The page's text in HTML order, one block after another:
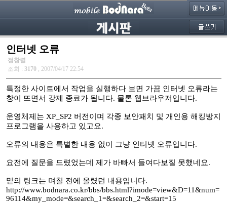
인터넷 오류
정창렬
조회 : 3170 , 2007/04/17 22:54
특정한 사이트에서 작업을 실행하다 보면 가끔 인터넷 오류라는
창이 뜨면서 강제 종료가 됩니다. 물론 웹브라우저입니다.
운영체제는 XP_SP2 버전이며 각종 보안패치 및 개인용 해킹방지
프로그램을 사용하고 있고요.
오류의 내용은 특별한 내용 없이 그냥 인터넷 오류입니다.
요전에 질문을 드렸었는데 제가 바빠서 들여다보질 못했네요.
밑의 링크는 며칠 전에 올렸던 내용입니다.
http://www.bodnara.co.kr/bbs/bbs.html?imode=view&D=11&num=
96114&my_mode=&search_1=&search_2=&start=15